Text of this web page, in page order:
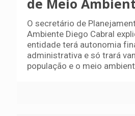
de Meio
O secretário de
Ambiente Diego Cabral
entidade terá autonomia
administrativa e só trará
população e o meio